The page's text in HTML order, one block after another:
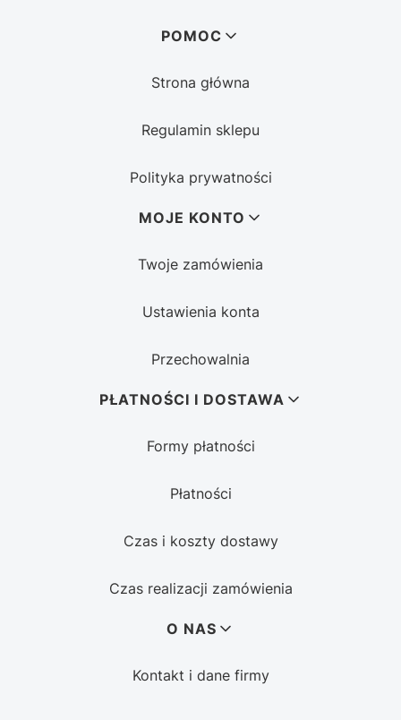
POMOC
Strona główna
Regulamin sklepu
Polityka prywatności
MOJE KONTO
Twoje zamówienia
Ustawienia konta
Przechowalnia
PŁATNOŚCI I DOSTAWA
Formy płatności
Płatności
Czas i koszty dostawy
Czas realizacji zamówienia
O NAS
Kontakt i dane firmy